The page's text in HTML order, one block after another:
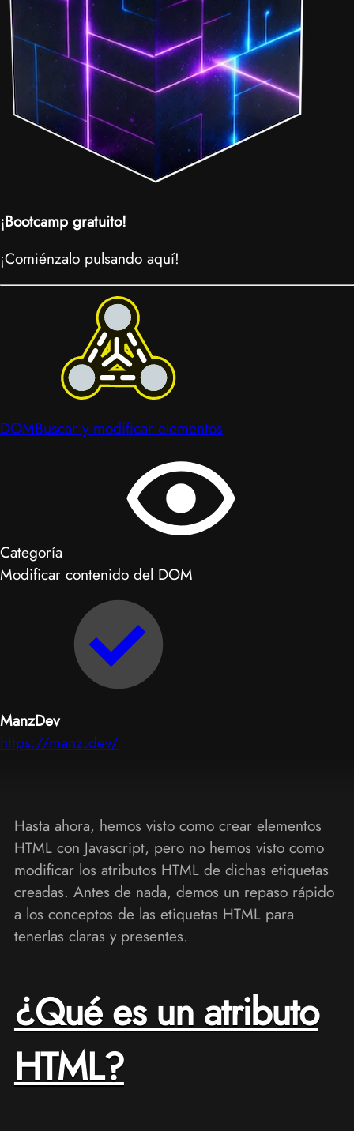
¡Bootcamp gratuito!
¡Comiénzalo pulsando aquí!
DOMBuscar y modificar elementos
Categoría
Modificar contenido del DOM
ManzDev
https://manz.dev/
Hasta ahora, hemos visto como crear elementos
HTML con Javascript, pero no hemos visto como
modificar los atributos HTML de dichas etiquetas
creadas. Antes de nada, demos un repaso rápido
a los conceptos de las etiquetas HTML para
tenerlas claras y presentes.
¿Qué es un atributo
HTML?